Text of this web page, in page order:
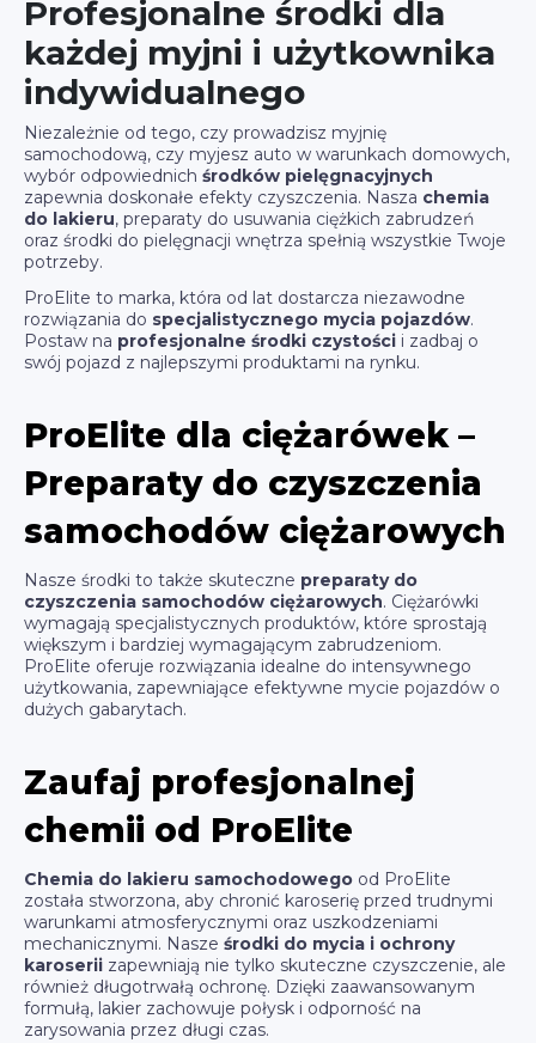
Profesjonalne środki dla
każdej myjni i użytkownika
indywidualnego
Niezależnie od tego, czy prowadzisz myjnię
samochodową, czy myjesz auto w warunkach domowych,
wybór odpowiednich środków pielęgnacyjnych
zapewnia doskonałe efekty czyszczenia. Nasza chemia
do lakieru, preparaty do usuwania ciężkich zabrudzeń
oraz środki do pielęgnacji wnętrza spełnią wszystkie Twoje
potrzeby.
ProElite to marka, która od lat dostarcza niezawodne
rozwiązania do specjalistycznego mycia pojazdów.
Postaw na profesjonalne środki czystości i zadbaj o
swój pojazd z najlepszymi produktami na rynku.
ProElite dla ciężarówek –
Preparaty do czyszczenia
samochodów ciężarowych
Nasze środki to także skuteczne preparaty do
czyszczenia samochodów ciężarowych. Ciężarówki
wymagają specjalistycznych produktów, które sprostają
większym i bardziej wymagającym zabrudzeniom.
ProElite oferuje rozwiązania idealne do intensywnego
użytkowania, zapewniające efektywne mycie pojazdów o
dużych gabarytach.
Zaufaj profesjonalnej
chemii od ProElite
Chemia do lakieru samochodowego od ProElite
została stworzona, aby chronić karoserię przed trudnymi
warunkami atmosferycznymi oraz uszkodzeniami
mechanicznymi. Nasze środki do mycia i ochrony
karoserii zapewniają nie tylko skuteczne czyszczenie, ale
również długotrwałą ochronę. Dzięki zaawansowanym
formułą, lakier zachowuje połysk i odporność na
zarysowania przez długi czas.